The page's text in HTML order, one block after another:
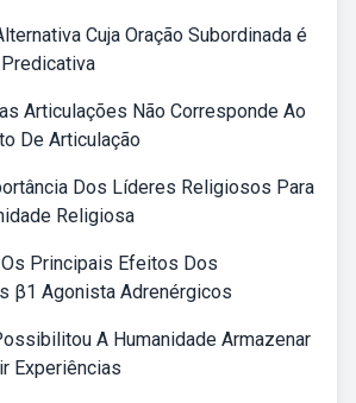
Cuja Oração Subordinada é
Articulações Não Corresponde Ao
De Articulação
Dos Líderes Religiosos Para
Religiosa
Principais Efeitos Dos
β1 Agonista Adrenérgicos
A Humanidade Armazenar
Experiências